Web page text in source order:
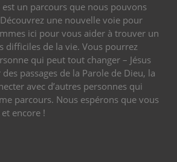
est un parcours que nous pouvons
une nouvelle voie pour
ici pour vous aider à trouver un
difficiles de la vie. Vous pourrez
qui peut tout changer – Jésus
passages de la Parole de Dieu, la
avec d’autres personnes qui
parcours. Nous espérons que vous
encore !